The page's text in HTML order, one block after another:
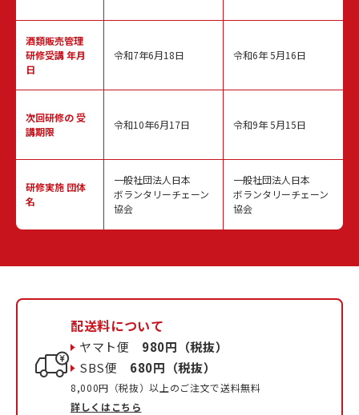
酒類販売管理
研修受講 年月
日
次回研修の受
講期限
研修実施 団体
名
令和7年6月18日
令和10年6月17日
一般社団法人日本
ボランタリーチェーン
協会
令和6年 5月16日
令和9年 5月15日
一般社団法人日本
ボランタリーチェーン
協会
配送料について
ヤマト便 980円（税抜）
SBS便 680円（税抜）
8,000円（税抜）以上のご注文で送料無料
詳しくはこちら